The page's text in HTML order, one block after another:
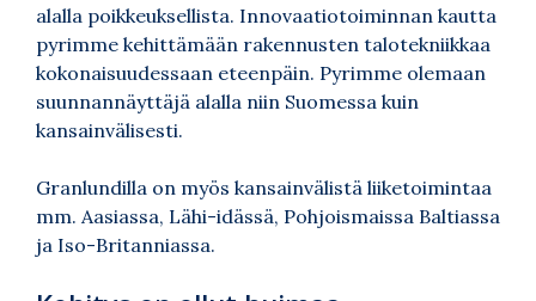
alalla poikkeuksellista. Innovaatiotoiminnan kautta
pyrimme kehittämään rakennusten talotekniikkaa
kokonaisuudessaan eteenpäin. Pyrimme olemaan
suunnannäyttäjä alalla niin Suomessa kuin
kansainvälisesti.
Granlundilla on myös kansainvälistä liiketoimintaa
mm. Aasiassa, Lähi-idässä, Pohjoismaissa Baltiassa
ja Iso-Britanniassa.